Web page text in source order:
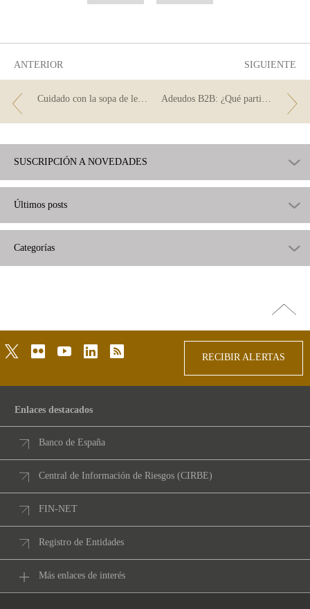
ANTERIOR
Cuidado con la sopa de letras
SIGUIENTE
Adeudos B2B: ¿Qué particularidades presentan?
SUSCRIPCIÓN A NOVEDADES
Últimos posts
Categorías
arriba
twitterflickr youtubelinkedinrss
RECIBIR ALERTAS
Enlaces destacados
Banco de España
Central de Información de Riesgos (CIRBE)
FIN-NET
Registro de Entidades
Más enlaces de interés